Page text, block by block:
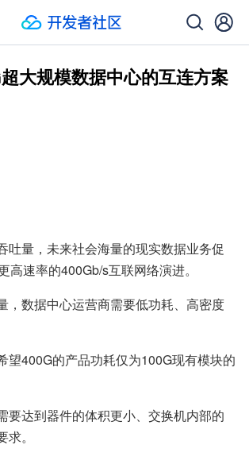
大规模数据中心的互连方案
吐量，未来社会海量的现实数据业务促
高速率的400Gb/s互联网络演进。
，数据中心运营商需要低功耗、高密度
望400G的产品功耗仅为100G现有模块的
要达到器件的体积更小、交换机内部的
。